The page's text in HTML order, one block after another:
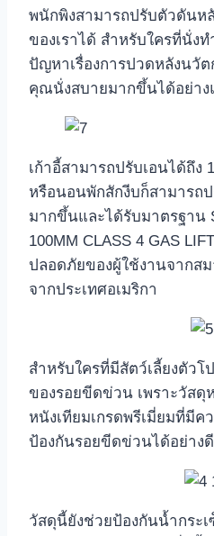
พนักพิงสามารถปรับตัวดันห
ของเราได้ สำหรับใครที่นั่ง
ปัญหาเรื่องการปวดหลังนวั
คุณนั่งสบายมากขึ้นได้อย่า
เก้าอี้สามารถปรับเอนได้ถึง
หรือนอนพักสักงีบก็สามารถ
มากขึ้นและได้รับมาตรฐาน
100MM CLASS 4 GAS
ปลอดภัยของผู้ใช้งานจากส
จากประเทศอเมริกา
สำหรับใครที่มีสัตว์เลี้ยงตัวโ
ของรอยขีดข่วน เพราะวัสดุ
หนังเทียมเกรดพรีเมี่ยมที่มี
ป้องกันรอยขีดข่วนได้อย่างดี
วัสดุนี้ยังช่วยป้องกันน้ำกระ